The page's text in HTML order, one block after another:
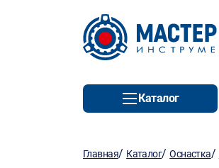
Каталог
Главная/ Каталог/Оснастка/